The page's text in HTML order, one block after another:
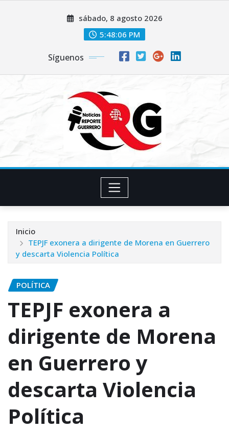
sábado, 8 agosto 2026
5:48:07 PM
Síguenos
Inicio
TEPJF exonera a dirigente de Morena en Guerrero
y descarta Violencia Política
POLÍTICA
TEPJF exonera a
dirigente de Morena
en Guerrero y
descarta Violencia
Política